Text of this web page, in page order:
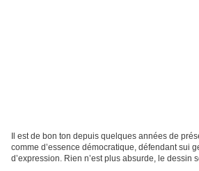
Il est de bon ton depuis quelques années de
comme d’essence démocratique, défendant sui
d’expression. Rien n’est plus absurde, le dessin